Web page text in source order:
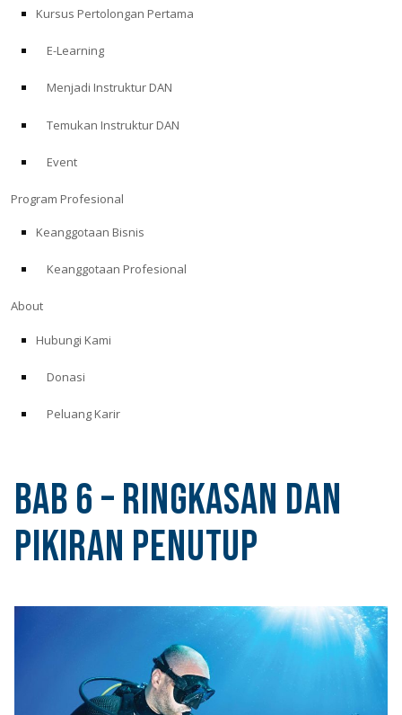
Kursus Pertolongan Pertama
E-Learning
Menjadi Instruktur DAN
Temukan Instruktur DAN
Event
Program Profesional
Keanggotaan Bisnis
Keanggotaan Profesional
About
Hubungi Kami
Donasi
Peluang Karir
Bab 6 – Ringkasan dan
Pikiran Penutup